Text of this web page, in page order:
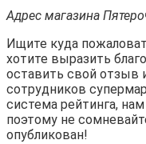
Адрес магазина
Ищите куда
хотите выразить
оставить свой отзыв
сотрудников
система рейтинга,
поэтому не
опубликован!